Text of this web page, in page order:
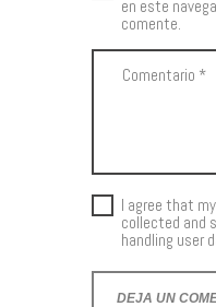
en este
comente.
I agree that
collected and
handling user